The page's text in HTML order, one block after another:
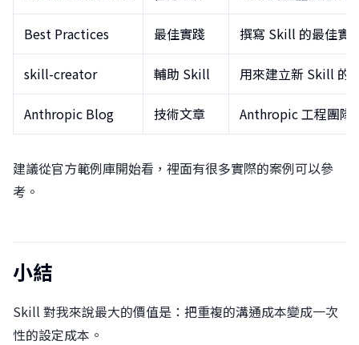
Best Practices 最佳實踐 撰寫 Skill 的最佳實
skill-creator 輔助 Skill 用來建立新 Skill 的
Anthropic Blog 技術文章 Anthropic 工程團隊
建議從官方範例庫開始看，裡面有很多實際的案例可以參
考。
小結
Skill 對我來說最大的價值是：把重複的溝通成本變成一次
性的設定成本。